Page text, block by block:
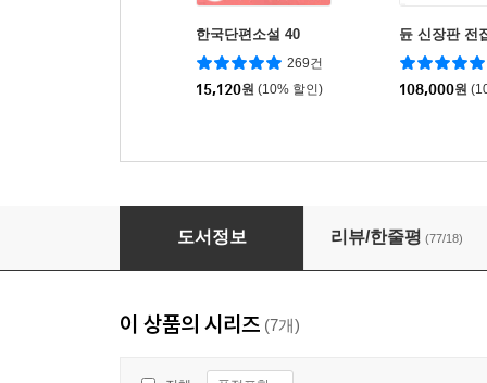
한국단편소설 40
269건
15,120원 (10% 할인)
듄 신장판 전
108,000원
도서정보 리뷰/한줄평 (77/18)
이 상품의 시리즈 (7개)